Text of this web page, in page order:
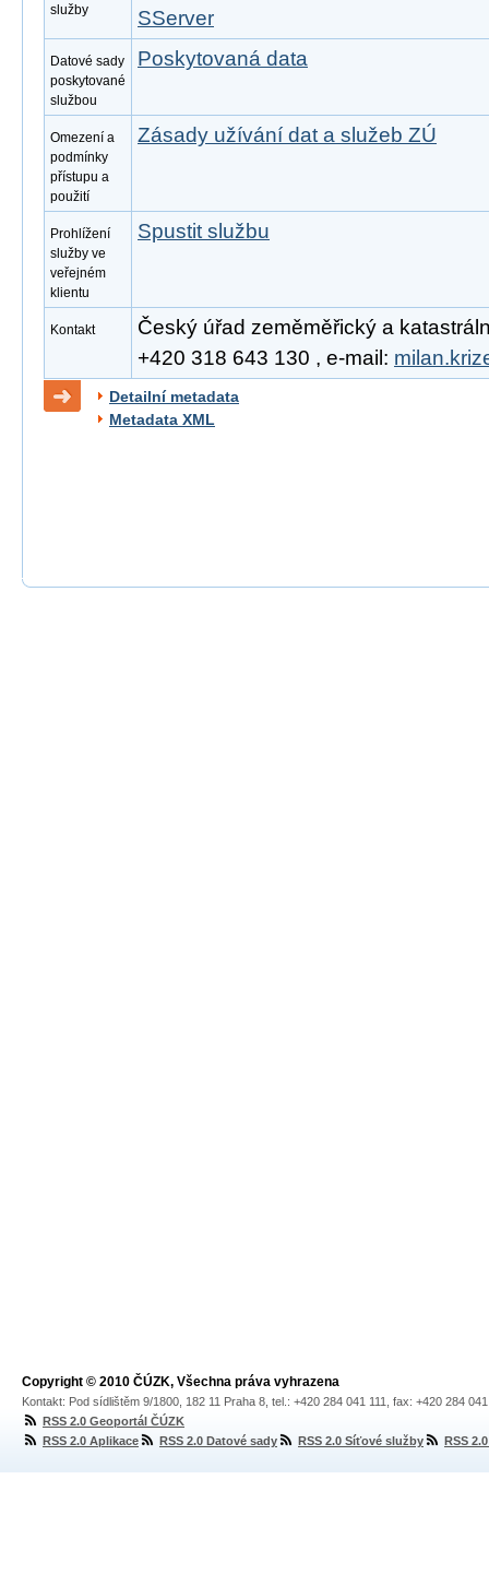
služby
SServer
Datové sady
poskytované
službou
Poskytovaná data
Omezení a
podmínky
přístupu a
použití
Zásady užívání dat a služeb ZÚ
Prohlížení
služby ve
veřejném
klientu
Spustit službu
Kontakt
Český úřad zeměměřický a
+420 318 643 130 , e-mail:
Detailní metadata
Metadata XML
Copyright © 2010 ČÚZK, Všechna práva vyhrazena
Kontakt: Pod sídlištěm 9/1800, 182 11 Praha 8, tel.: +420 284 041 111, fax: +420 284
RSS 2.0 Geoportál ČÚZK
RSS 2.0 Aplikace
RSS 2.0 Datové sady RSS 2.0 Síťové služby RSS